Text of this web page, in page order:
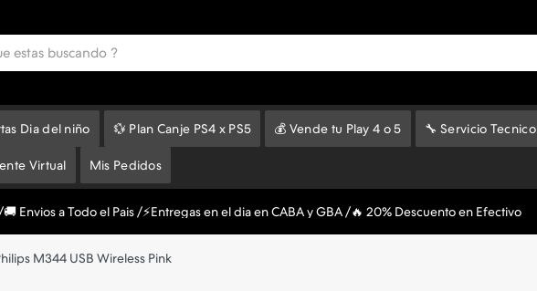
Dia del niño 💱 Plan Canje PS4 x PS5 💰 Vende tu Play 4 o 5 🔧 Servicio Tecnico
Virtual Mis Pedidos
Envios a Todo el Pais /⚡Entregas en el dia en CABA y GBA /🔥 20% Descuento en Efectivo
M344 USB Wireless Pink